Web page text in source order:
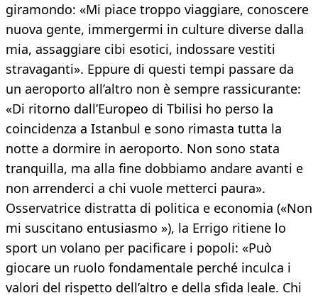
giramondo: «Mi piace troppo viaggiare, conoscere
nuova gente, immergermi in culture diverse dalla
mia, assaggiare cibi esotici, indossare vestiti
stravaganti». Eppure di questi tempi passare da
un aeroporto all’altro non è sempre rassicurante:
«Di ritorno dall’Europeo di Tbilisi ho perso la
coincidenza a Istanbul e sono rimasta tutta la
notte a dormire in aeroporto. Non sono stata
tranquilla, ma alla fine dobbiamo andare avanti e
non arrenderci a chi vuole metterci paura».
Osservatrice distratta di politica e economia («Non
mi suscitano entusiasmo »), la Errigo ritiene lo
sport un volano per pacificare i popoli: «Può
giocare un ruolo fondamentale perché inculca i
valori del rispetto dell’altro e della sfida leale. Chi